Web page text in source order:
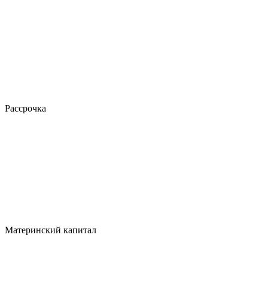
Рассрочка
Материнский капитал